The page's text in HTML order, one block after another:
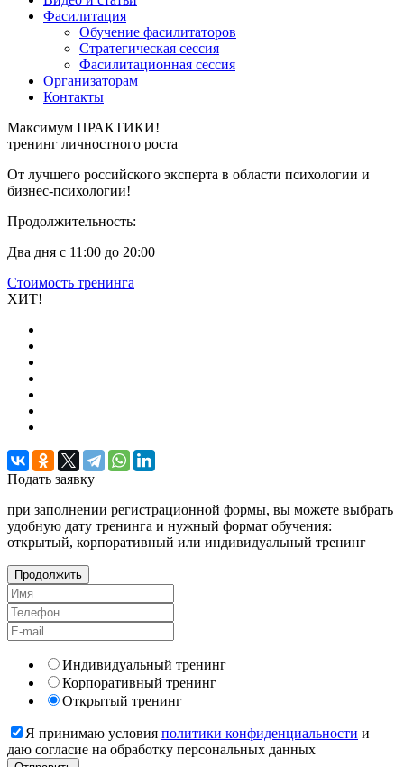
Фасилитация
Обучение фасилитаторов
Стратегическая сессия
Фасилитационная сессия
Организаторам
Контакты
Максимум ПРАКТИКИ!
тренинг личностного роста
От лучшего российского эксперта в области психологии и
бизнес‑психологии!
Продолжительность:
Два дня с 11:00 до 20:00
Стоимость тренинга
ХИТ!
Подать заявку
при заполнении регистрационной формы, вы можете выбрать
удобную дату тренинга и нужный формат обучения:
открытый, корпоративный или индивидуальный тренинг
Продолжить
Индивидуальный тренинг
Корпоративный тренинг
Открытый тренинг
Я принимаю условия политики конфиденциальности и
даю согласие на обработку персональных данных